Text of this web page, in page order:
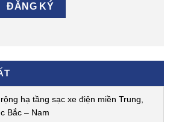
hạ tầng sạc xe điện miền Trung,
Bắc – Nam